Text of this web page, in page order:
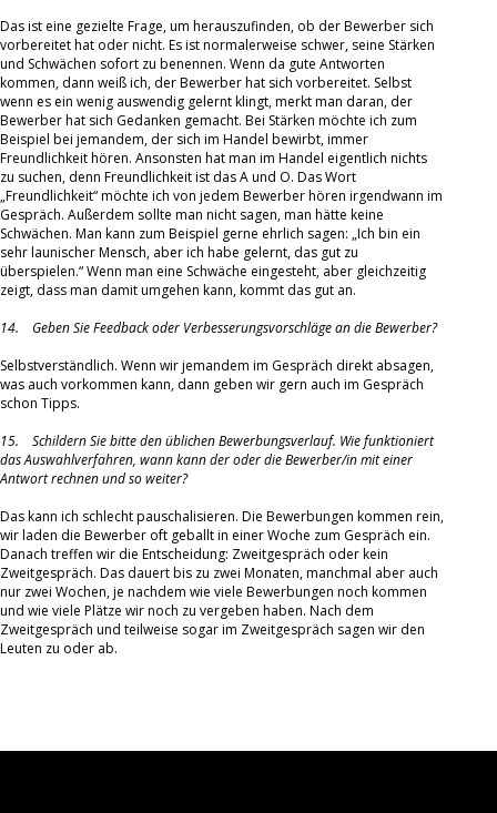
Das ist eine gezielte Frage, um herauszufinden, ob der Bewerber sich
vorbereitet hat oder nicht. Es ist normalerweise schwer, seine Stärken
und Schwächen sofort zu benennen. Wenn da gute Antworten
kommen, dann weiß ich, der Bewerber hat sich vorbereitet. Selbst
wenn es ein wenig auswendig gelernt klingt, merkt man daran, der
Bewerber hat sich Gedanken gemacht. Bei Stärken möchte ich zum
Beispiel bei jemandem, der sich im Handel bewirbt, immer
Freundlichkeit hören. Ansonsten hat man im Handel eigentlich nichts
zu suchen, denn Freundlichkeit ist das A und O. Das Wort
„Freundlichkeit“ möchte ich von jedem Bewerber hören irgendwann im
Gespräch. Außerdem sollte man nicht sagen, man hätte keine
Schwächen. Man kann zum Beispiel gerne ehrlich sagen: „Ich bin ein
sehr launischer Mensch, aber ich habe gelernt, das gut zu
überspielen.“ Wenn man eine Schwäche eingesteht, aber gleichzeitig
zeigt, dass man damit umgehen kann, kommt das gut an.
14. Geben Sie Feedback oder Verbesserungsvorschläge an die Bewerber?
Selbstverständlich. Wenn wir jemandem im Gespräch direkt absagen,
was auch vorkommen kann, dann geben wir gern auch im Gespräch
schon Tipps.
15. Schildern Sie bitte den üblichen Bewerbungsverlauf. Wie funktioniert
das Auswahlverfahren, wann kann der oder die Bewerber/in mit einer
Antwort rechnen und so weiter?
Das kann ich schlecht pauschalisieren. Die Bewerbungen kommen rein,
wir laden die Bewerber oft geballt in einer Woche zum Gespräch ein.
Danach treffen wir die Entscheidung: Zweitgespräch oder kein
Zweitgespräch. Das dauert bis zu zwei Monaten, manchmal aber auch
nur zwei Wochen, je nachdem wie viele Bewerbungen noch kommen
und wie viele Plätze wir noch zu vergeben haben. Nach dem
Zweitgespräch und teilweise sogar im Zweitgespräch sagen wir den
Leuten zu oder ab.